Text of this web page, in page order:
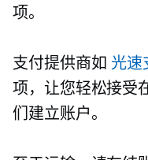
项。
支付提供商如 光速
项，让您轻松接受
们建立账户。